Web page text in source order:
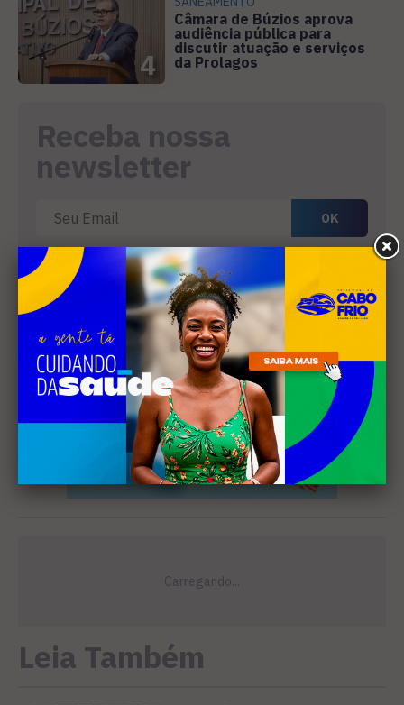
4
Câmara de Búzios aprova
audiência pública para
discutir atuação e serviços
da Prolagos
Receba nossa
newsletter
Leia Também